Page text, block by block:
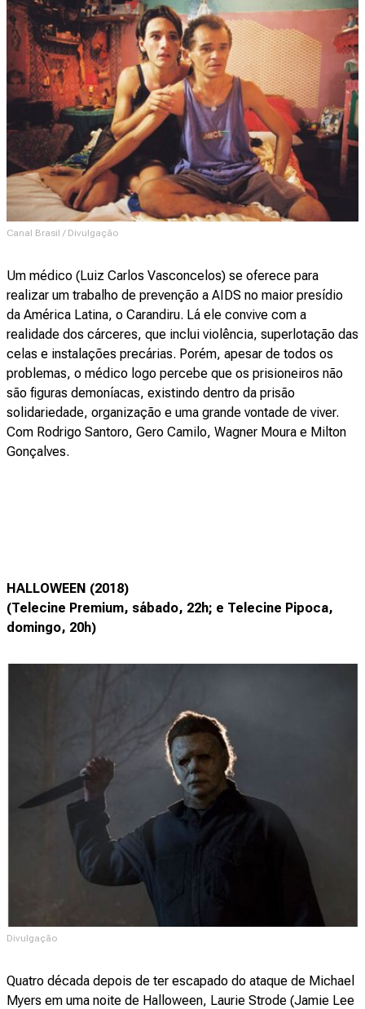
Canal Brasil / Divulgação
Um médico (Luiz Carlos Vasconcelos) se oferece para
realizar um trabalho de prevenção a AIDS no maior presídio
da América Latina, o Carandiru. Lá ele convive com a
realidade dos cárceres, que inclui violência, superlotação das
celas e instalações precárias. Porém, apesar de todos os
problemas, o médico logo percebe que os prisioneiros não
são figuras demoníacas, existindo dentro da prisão
solidariedade, organização e uma grande vontade de viver.
Com Rodrigo Santoro, Gero Camilo, Wagner Moura e Milton
Gonçalves.
HALLOWEEN (2018)
(Telecine Premium, sábado, 22h; e Telecine Pipoca,
domingo, 20h)
Divulgação
Quatro década depois de ter escapado do ataque de Michael
Myers em uma noite de Halloween, Laurie Strode (Jamie Lee